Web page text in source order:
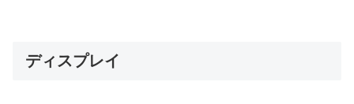
ディスプレイ